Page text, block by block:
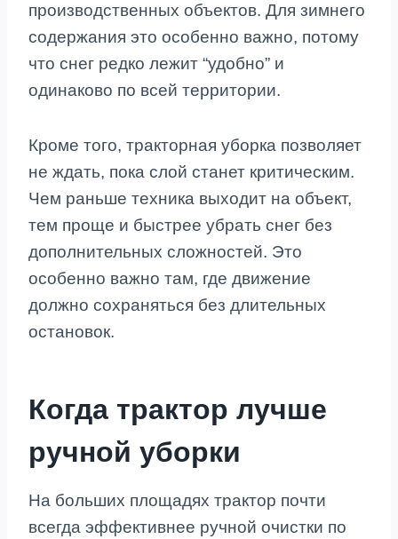
производственных объектов. Для зимнего
содержания это особенно важно, потому
что снег редко лежит “удобно” и
одинаково по всей территории.
Кроме того, тракторная уборка позволяет
не ждать, пока слой станет критическим.
Чем раньше техника выходит на объект,
тем проще и быстрее убрать снег без
дополнительных сложностей. Это
особенно важно там, где движение
должно сохраняться без длительных
остановок.
Когда трактор лучше
ручной уборки
На больших площадях трактор почти
всегда эффективнее ручной очистки по